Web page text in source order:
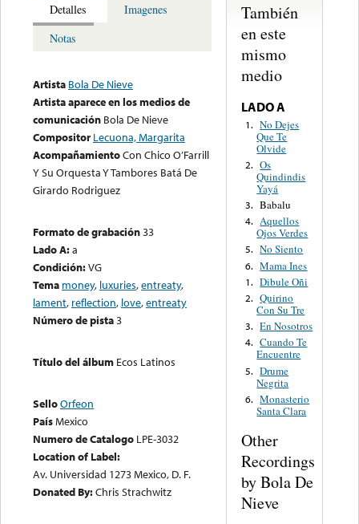
Detalles
Imagenes
Notas
Artista Bola De Nieve
Artista aparece en los medios de
comunicación Bola De Nieve
Compositor Lecuona, Margarita
AcompañamientoCon Chico O’Farrill
Y Su Orquesta Y Tambores Batá De
Girardo Rodriguez
Formato de grabación33
Lado A:a
Condición:VG
Tema money, luxuries,entreaty,
lament, reflection, love,entreaty
Número de pista3
Título del álbum Ecos Latinos
SelloOrfeon
PaísMexico
Numero de Catalogo LPE-3032
Location of Label:
Av. Universidad 1273 Mexico, D. F.
Donated By:Chris Strachwitz
También
en este
mismo
medio
LADO A
1. No Dejes
Que Te
Olvide
2. Os
Quindindis
Yayá
3. Babalu
4. Aquellos
Ojos Verdes
5. No Siento
6. Mama Ines
1. Dibule Oñi
2. Quirino
Con Su Tre
3. En Nosotros
4. Cuando Te
Encuentre
5. Drume
Negrita
6. Monasterio
Santa Clara
Other
Recordings
by Bola De
Nieve